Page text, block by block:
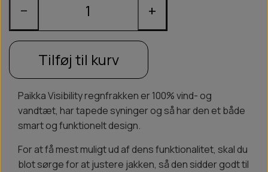
− +
Tilføj til kurv
Paikka Visibility regnfrakken er 100% vind- og
vandtæt, har tapede syninger og så har den et både
smart og funktionelt design.
For at få mest muligt ud af dens funktionalitet, skal du
blot sørge for at justere jakken, så den sidder godt til